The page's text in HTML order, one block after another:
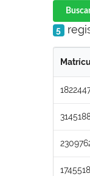
5
1745518